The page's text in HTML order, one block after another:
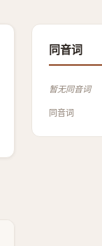
同音词
暂无同音词
同音词